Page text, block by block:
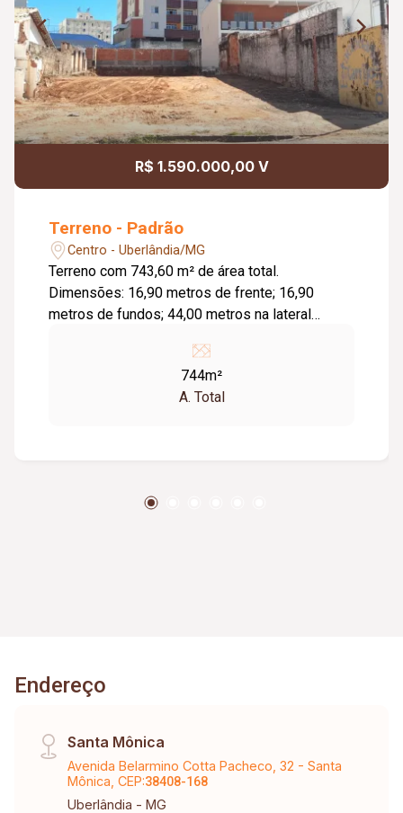
R$ 1.590.000,00 V
Terreno - Padrão
Centro - Uberlândia/MG
Terreno com 743,60 m² de área total.
Dimensões: 16,90 metros de frente; 16,90
metros de fundos; 44,00 metros na lateral
Diferenciais: Terreno amplo, com excelente
aproveitamento para projetos residenciais ou
comerciais; Ótima opção para quem busca
744m²
A. Total
Endereço
Santa Mônica
Avenida Belarmino Cotta Pacheco, 32 - Santa
Mônica, CEP:38408-168
Uberlândia - MG